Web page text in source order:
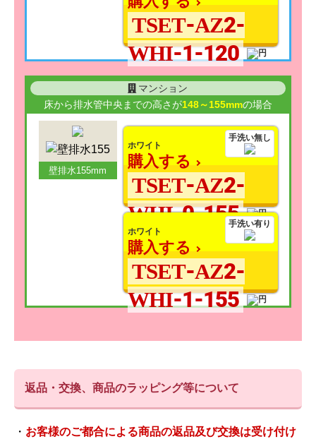
TSET-AZ2-
WHI-1-120
マンション
床から排水管中央までの高さが148～155mmの場合
壁排水155mm
手洗い無し
ホワイト
購入する
TSET-AZ2-
WHI-0-155手洗い有り
ホワイト
購入する
TSET-AZ2-
WHI-1-155
返品・交換、商品のラッピング等について
・ お客様のご都合による商品の返品及び交換は受け付け